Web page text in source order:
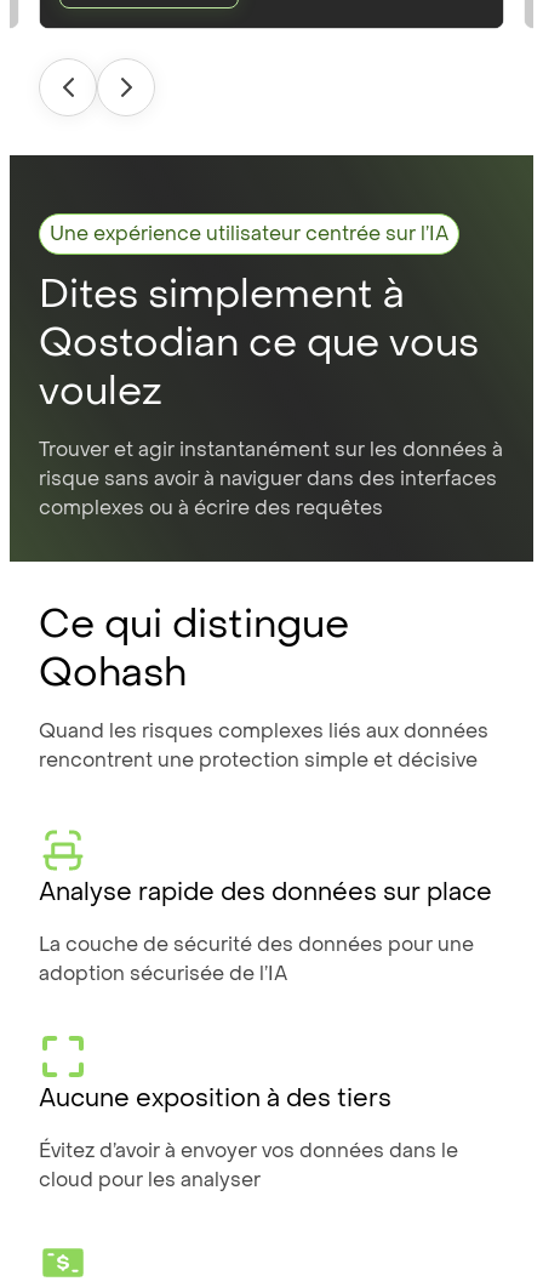
Une expérience utilisateur centrée sur l’IA
Dites simplement à
Qostodian ce que vous
voulez
Trouver et agir instantanément sur les données à
risque sans avoir à naviguer dans des interfaces
complexes ou à écrire des requêtes
Ce qui distingue
Qohash
Quand les risques complexes liés aux données
rencontrent une protection simple et décisive
Analyse rapide des données sur place
La couche de sécurité des données pour une
adoption sécurisée de l’IA
Aucune exposition à des tiers
Évitez d’avoir à envoyer vos données dans le
cloud pour les analyser